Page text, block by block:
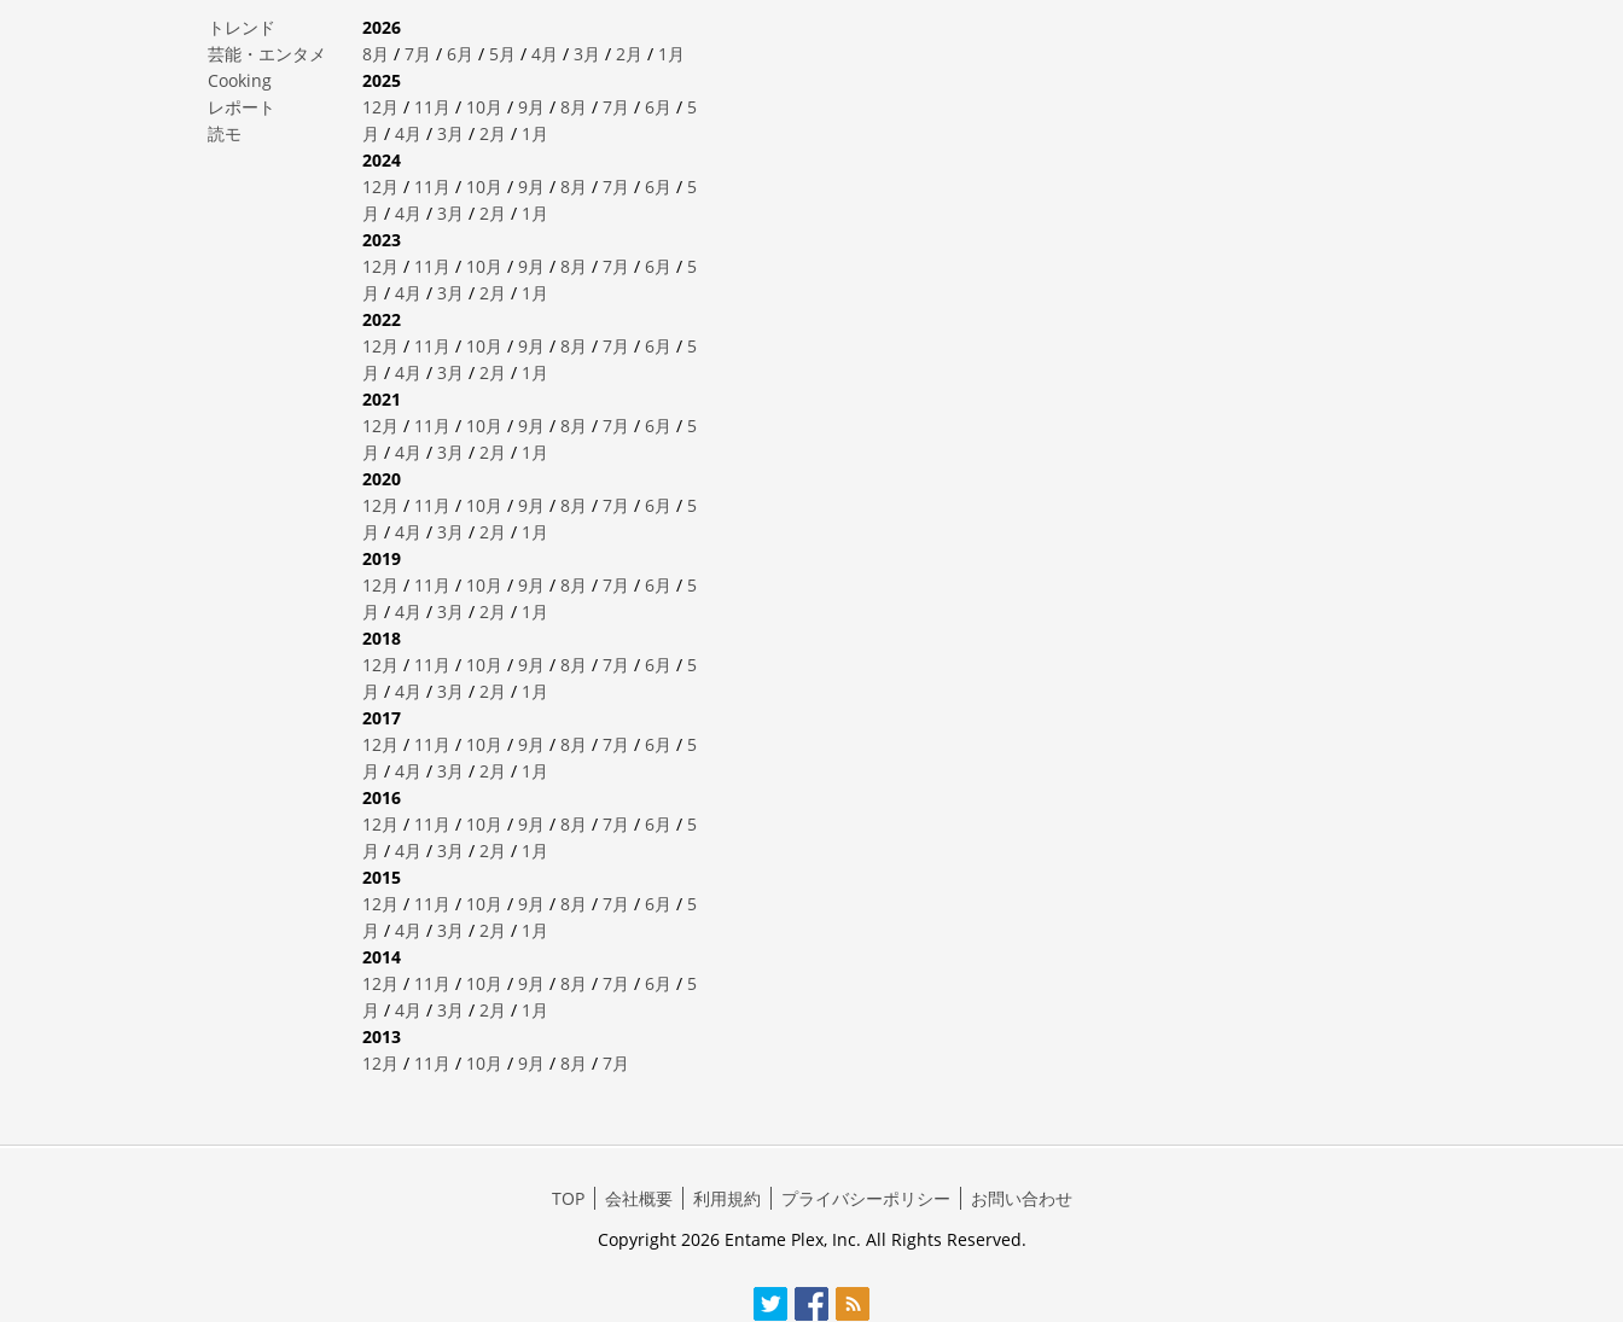
トレンド
芸能・エンタメ
Cooking
レポート
読モ
2026
8月 / 7月 / 6月 / 5月 / 4月 / 3月 / 2月 / 1月
2025
12月 / 11月 / 10月 / 9月 / 8月 / 7月 / 6月 / 5
月 / 4月 / 3月 / 2月 / 1月
2024
12月 / 11月 / 10月 / 9月 / 8月 / 7月 / 6月 / 5
月 / 4月 / 3月 / 2月 / 1月
2023
12月 / 11月 / 10月 / 9月 / 8月 / 7月 / 6月 / 5
月 / 4月 / 3月 / 2月 / 1月
2022
12月 / 11月 / 10月 / 9月 / 8月 / 7月 / 6月 / 5
月 / 4月 / 3月 / 2月 / 1月
2021
12月 / 11月 / 10月 / 9月 / 8月 / 7月 / 6月 / 5
月 / 4月 / 3月 / 2月 / 1月
2020
12月 / 11月 / 10月 / 9月 / 8月 / 7月 / 6月 / 5
月 / 4月 / 3月 / 2月 / 1月
2019
12月 / 11月 / 10月 / 9月 / 8月 / 7月 / 6月 / 5
月 / 4月 / 3月 / 2月 / 1月
2018
12月 / 11月 / 10月 / 9月 / 8月 / 7月 / 6月 / 5
月 / 4月 / 3月 / 2月 / 1月
2017
12月 / 11月 / 10月 / 9月 / 8月 / 7月 / 6月 / 5
月 / 4月 / 3月 / 2月 / 1月
2016
12月 / 11月 / 10月 / 9月 / 8月 / 7月 / 6月 / 5
月 / 4月 / 3月 / 2月 / 1月
2015
12月 / 11月 / 10月 / 9月 / 8月 / 7月 / 6月 / 5
月 / 4月 / 3月 / 2月 / 1月
2014
12月 / 11月 / 10月 / 9月 / 8月 / 7月 / 6月 / 5
月 / 4月 / 3月 / 2月 / 1月
2013
12月 / 11月 / 10月 / 9月 / 8月 / 7月
TOP 会社概要 利用規約 プライバシーポリシー
お問い合わせ
Copyright 2026 Entame Plex, Inc. All Rights Reserved.